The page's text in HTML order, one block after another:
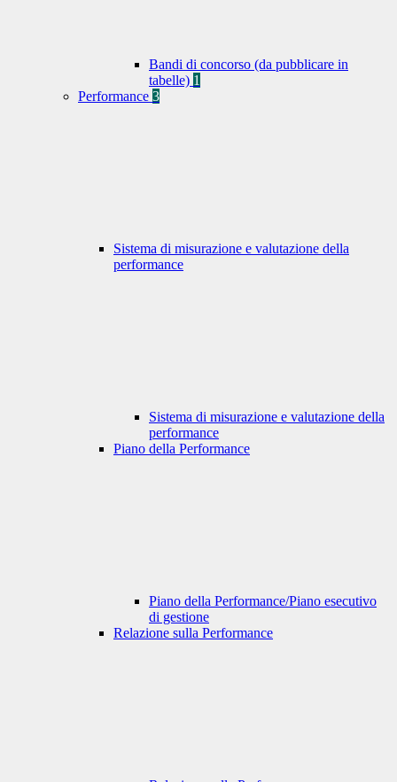
Bandi di concorso (da pubblicare in
tabelle) 1
Performance 3
Sistema di misurazione e valutazione della
performance
Sistema di misurazione e valutazione della
performance
Piano della Performance
Piano della Performance/Piano esecutivo
di gestione
Relazione sulla Performance